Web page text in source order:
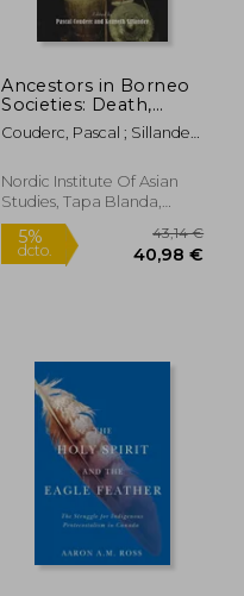
5%
Ancestors in Borneo
Societies: Death,
Transformation, and
Social Immortality
Couderc, Pascal ; Sillander,
Nordic Institute Of Asian
Studies, Tapa Blanda,
Nuevo